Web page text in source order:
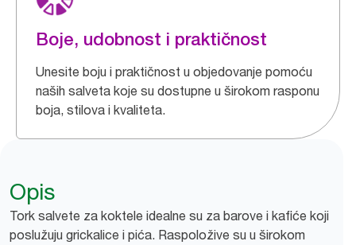
Boje, udobnost i praktičnost
Unesite boju i praktičnost u objedovanje pomoću
naših salveta koje su dostupne u širokom rasponu
boja, stilova i kvaliteta.
Opis
Tork salvete za koktele idealne su za barove i kafiće koji
poslužuju grickalice i pića. Raspoložive su u širokom